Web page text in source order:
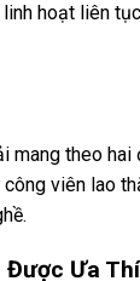
hoạt liên
mang theo
viên lao
Được Ưa